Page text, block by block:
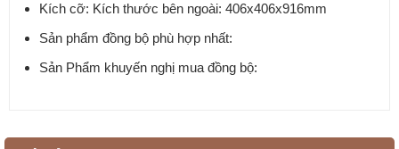
Kích cỡ: Kích thước bên ngoài: 406x406x916mm
Sản phẩm đồng bộ phù hợp nhất:
Sản Phẩm khuyến nghị mua đồng bộ: